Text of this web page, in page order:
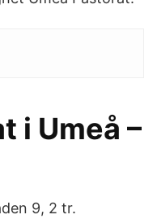
i Umeå –
9, 2 tr.